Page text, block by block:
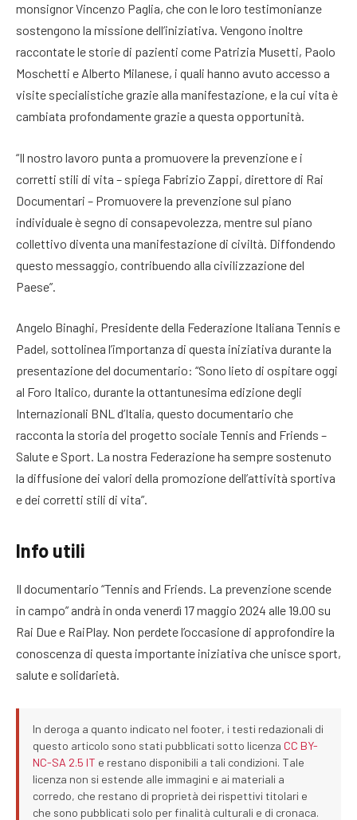
monsignor Vincenzo Paglia, che con le loro testimonianze
sostengono la missione dell’iniziativa. Vengono inoltre
raccontate le storie di pazienti come Patrizia Musetti, Paolo
Moschetti e Alberto Milanese, i quali hanno avuto accesso a
visite specialistiche grazie alla manifestazione, e la cui vita è
cambiata profondamente grazie a questa opportunità.
“Il nostro lavoro punta a promuovere la prevenzione e i
corretti stili di vita – spiega Fabrizio Zappi, direttore di Rai
Documentari – Promuovere la prevenzione sul piano
individuale è segno di consapevolezza, mentre sul piano
collettivo diventa una manifestazione di civiltà. Diffondendo
questo messaggio, contribuendo alla civilizzazione del
Paese”.
Angelo Binaghi, Presidente della Federazione Italiana Tennis e
Padel, sottolinea l’importanza di questa iniziativa durante la
presentazione del documentario: “Sono lieto di ospitare oggi
al Foro Italico, durante la ottantunesima edizione degli
Internazionali BNL d’Italia, questo documentario che
racconta la storia del progetto sociale Tennis and Friends –
Salute e Sport. La nostra Federazione ha sempre sostenuto
la diffusione dei valori della promozione dell’attività sportiva
e dei corretti stili di vita”.
Info utili
Il documentario “Tennis and Friends. La prevenzione scende
in campo” andrà in onda venerdì 17 maggio 2024 alle 19.00 su
Rai Due e RaiPlay. Non perdete l’occasione di approfondire la
conoscenza di questa importante iniziativa che unisce sport,
salute e solidarietà.
In deroga a quanto indicato nel footer, i testi redazionali di
questo articolo sono stati pubblicati sotto licenza CC BY-
NC-SA 2.5 IT e restano disponibili a tali condizioni. Tale
licenza non si estende alle immagini e ai materiali a
corredo, che restano di proprietà dei rispettivi titolari e
che sono pubblicati solo per finalità culturali e di cronaca.